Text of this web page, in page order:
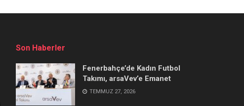
Son Haberler
Fenerbahçe’de Kadın Futbol
Takımı, arsaVev’e Emanet
TEMMUZ 27, 2026